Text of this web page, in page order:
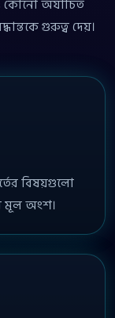
কোনো অযাচিত
গুরুত্ব দেয়।
বিষয়গুলো
মূল অংশ।